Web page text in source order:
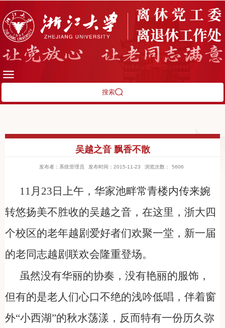
搜索
吴越之音 飘香不散
发布者：系统管理员 发布时间：2015-11-23 浏览次数： 5606
11月23日上午，华家池畔常青楼内传来婉
转悠扬美不胜收的吴越之音，在这里，浙大四
个校区的老年越剧爱好者们欢聚一堂，新一届
的老同志越剧联欢会隆重登场。
虽然没有华丽的协奏，没有艳丽的服饰，
但有的是老人们心口不绝的浅吟低唱，伴着窗
外“小西湖”的秋水荡漾，反而特有一份历久弥